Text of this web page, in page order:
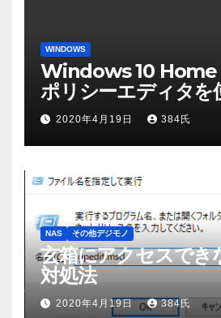
WINDOWS
Windows 10 Home
ポリシーエディタを
2020年4月19日 384氏
NAS その他デジモノ
玄箱にアクセスでき
対処法
2020年4月19日 384氏